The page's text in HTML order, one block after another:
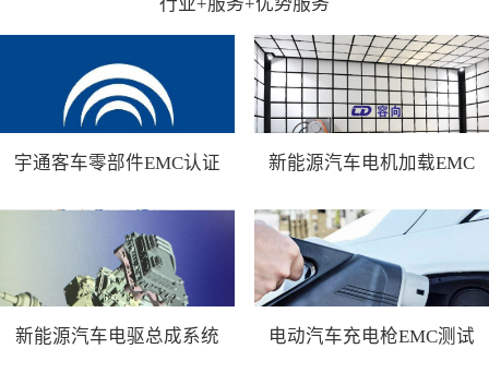
宇通客车零部件EMC认证
新能源汽车电机加载EMC
新能源汽车电驱总成系统
电动汽车充电枪EMC测试